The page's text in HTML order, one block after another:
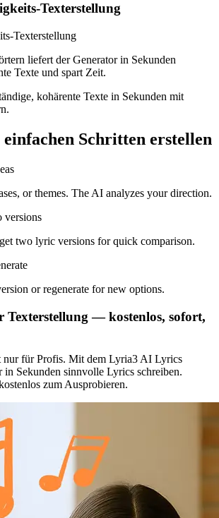
Texterstellung
Texterstellung
liefert der Generator in Sekunden
Texte und spart Zeit.
kohärente Texte in Sekunden mit
Schritten erstellen
or themes. The AI analyzes your direction.
versions
two lyric versions for quick comparison.
or regenerate for new options.
Texterstellung — kostenlos, sofort,
nur für Profis. Mit dem Lyria3 AI Lyrics
in Sekunden sinnvolle Lyrics schreiben.
zum Ausprobieren.